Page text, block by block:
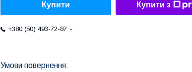
Купити Купити з
+380 (50) 493-72-87